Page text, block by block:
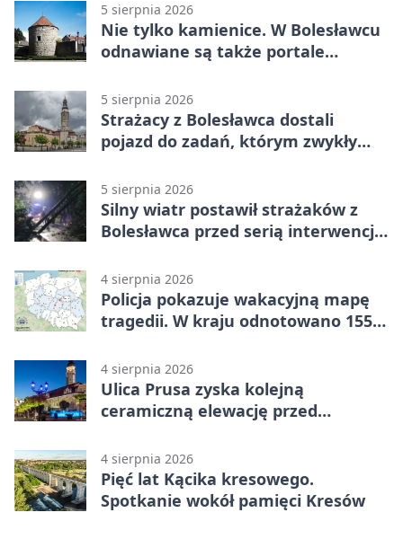
5 sierpnia 2026
Nie tylko kamienice. W Bolesławcu
odnawiane są także portale
5 sierpnia 2026
Strażacy z Bolesławca dostali
pojazd do zadań, którym zwykły
5 sierpnia 2026
Silny wiatr postawił strażaków z
Bolesławca przed serią interwencji -
4 sierpnia 2026
Policja pokazuje wakacyjną mapę
tragedii. W kraju odnotowano 155
4 sierpnia 2026
Ulica Prusa zyska kolejną
ceramiczną elewację przed
4 sierpnia 2026
Pięć lat Kącika kresowego.
Spotkanie wokół pamięci Kresów